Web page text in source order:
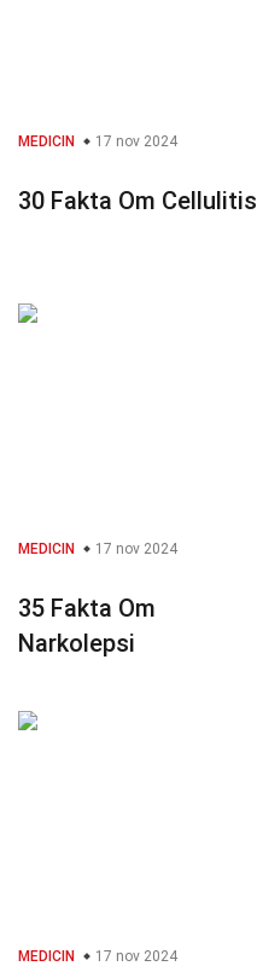
MEDICIN 17 nov 2024
30 Fakta Om Cellulitis
MEDICIN 17 nov 2024
35 Fakta Om
Narkolepsi
MEDICIN 17 nov 2024